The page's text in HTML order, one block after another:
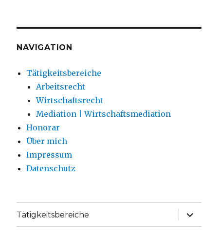
NAVIGATION
Tätigkeitsbereiche
Arbeitsrecht
Wirtschaftsrecht
Mediation | Wirtschaftsmediation
Honorar
Über mich
Impressum
Datenschutz
Tätigkeitsbereiche